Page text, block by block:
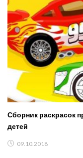
Сборник раскрасок
детей
09.10.2018